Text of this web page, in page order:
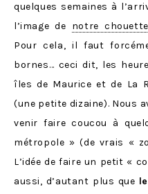
quelques semaines à
l’image de notre
Pour cela, il faut
bornes… ceci dit, les
îles de Maurice et de La
(une petite dizaine). Nous
venir faire coucou à
métropole » (de vrais «
L’idée de faire un petit «
aussi, d’autant plus que